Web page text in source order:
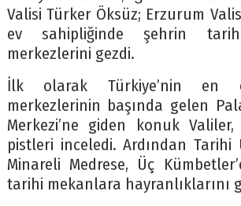
Valisi Türker Öksüz; Erzurum
ev sahipliğinde şehrin
merkezlerini gezdi.
İlk olarak Türkiye’nin en
merkezlerinin başında gelen
Merkezi’ne giden konuk
pistleri inceledi. Ardından Tarihi
Minareli Medrese, Üç
tarihi mekanlara hayranlıklarını